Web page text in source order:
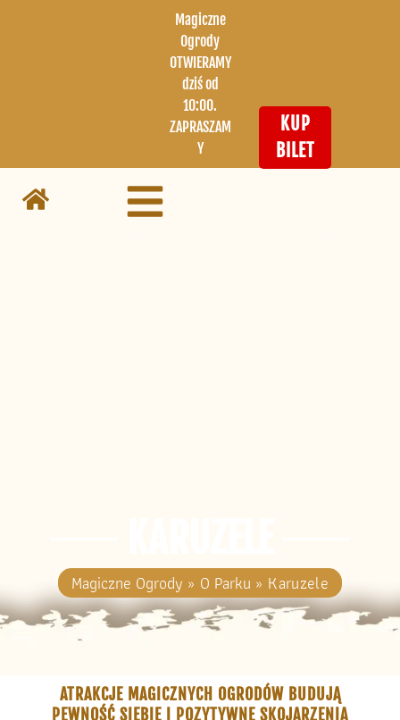
Magiczne
Ogrody
OTWIERAMY
dziś od
10:00.
ZAPRASZAM
Y
KUP
BILET
Magiczne Ogrody » O Parku » Karuzele
ATRAKCJE MAGICZNYCH OGRODÓW BUDUJĄ
PEWNOŚĆ SIEBIE I POZYTYWNE SKOJARZENIA